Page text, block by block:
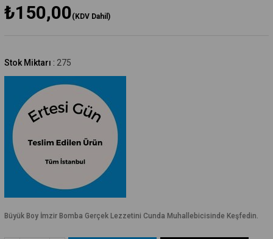
₺150,00(KDV Dahil)
Stok Miktarı : 275
Büyük Boy İmzir Bomba Gerçek Lezzetini Cunda Muhallebicisinde Keşfedin.